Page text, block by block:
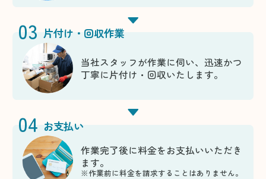
03 片付け・回収作業
当社スタッフが作業に伺い、迅速かつ
丁寧に片付け・回収いたします。
04 お支払い
作業完了後に料金をお支払いいただき
ます。
※作業前に料金を請求することはありません。